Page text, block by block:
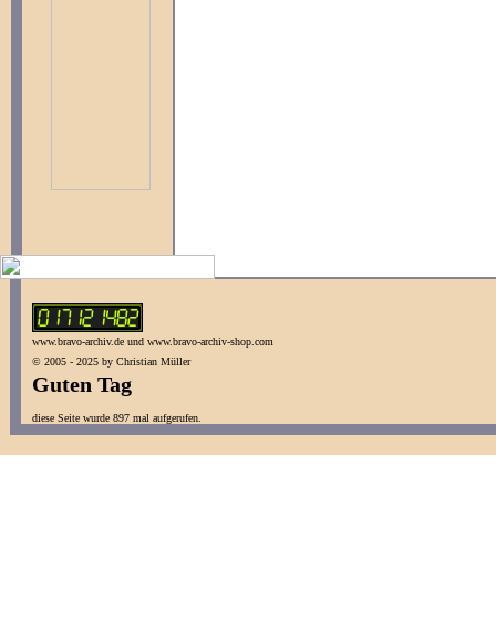
www.bravo-archiv.de und www.bravo-archiv-shop.com
© 2005 - 2025 by Christian Müller
Guten Tag
diese Seite wurde 897 mal aufgerufen.